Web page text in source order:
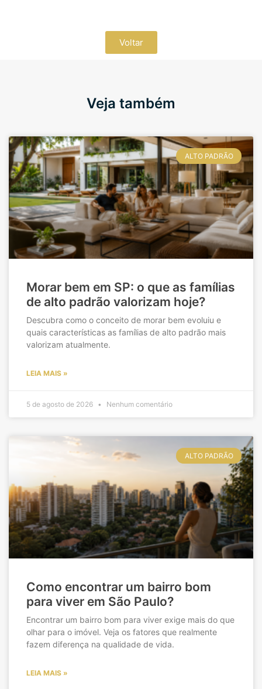
Voltar
Veja também
ALTO PADRÃO
Morar bem em SP: o que as famílias
de alto padrão valorizam hoje?
Descubra como o conceito de morar bem evoluiu e
quais características as famílias de alto padrão mais
valorizam atualmente.
LEIA MAIS »
5 de agosto de 2026 Nenhum comentário
ALTO PADRÃO
Como encontrar um bairro bom
para viver em São Paulo?
Encontrar um bairro bom para viver exige mais do que
olhar para o imóvel. Veja os fatores que realmente
fazem diferença na qualidade de vida.
LEIA MAIS »